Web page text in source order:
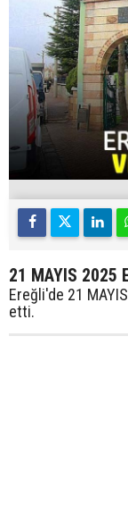
21 MAYIS 2025
Ereğli'de 21
etti.